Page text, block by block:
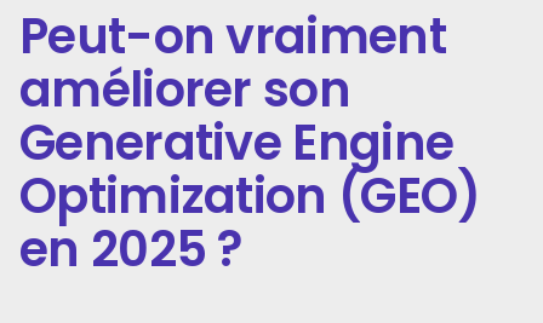
Peut-on vraiment
améliorer son
Generative Engine
Optimization (GEO)
en 2025 ?